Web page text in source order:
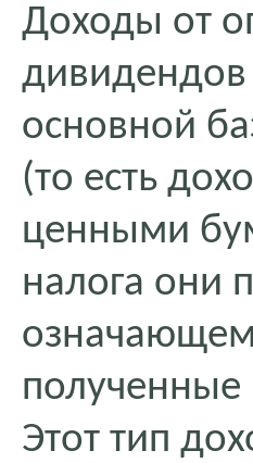
Доходы от
дивидендов
основной
(то есть
ценными
налога они
полученные
Этот тип